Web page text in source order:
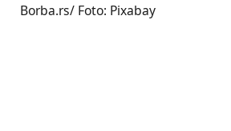
Borba.rs/ Foto: Pixabay